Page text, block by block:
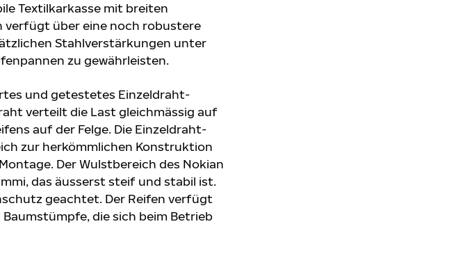
Textilkarkasse mit breiten
verfügt über eine noch robustere
Stahlverstärkungen unter
zu gewährleisten.
und getestetes Einzeldraht-
verteilt die Last gleichmässig auf
auf der Felge. Die Einzeldraht-
zur herkömmlichen Konstruktion
Der Wulstbereich des Nokian
das äusserst steif und stabil ist.
geachtet. Der Reifen verfügt
die sich beim Betrieb